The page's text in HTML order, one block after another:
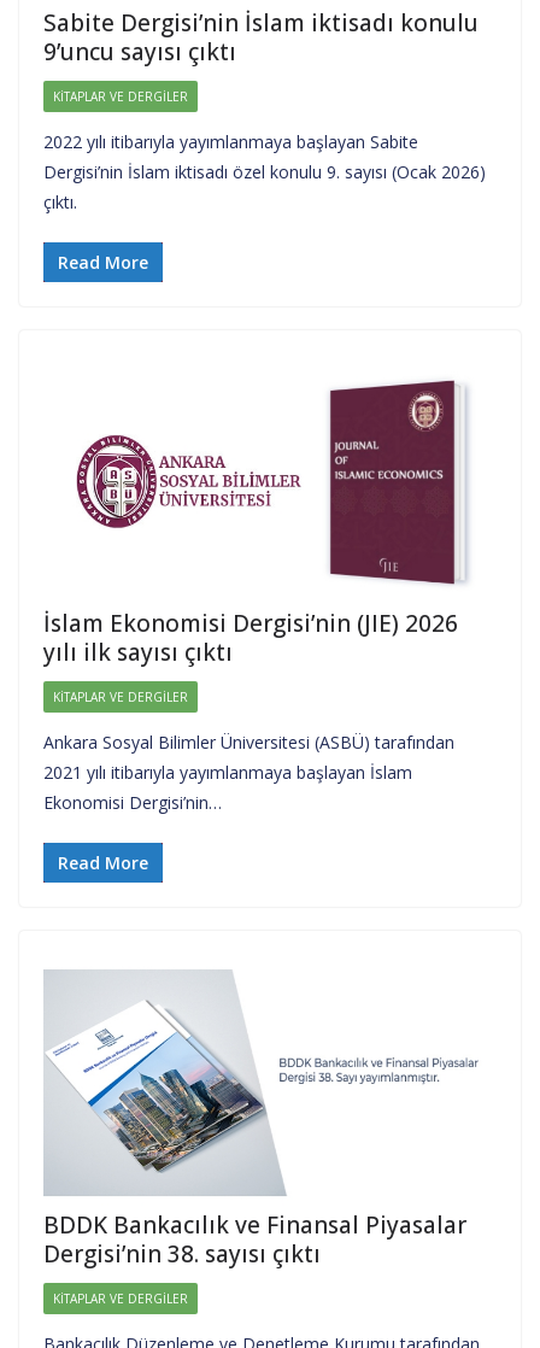
Sabite Dergisi’nin İslam iktisadı konulu
9’uncu sayısı çıktı
KITAPLAR VE DERGILER
2022 yılı itibarıyla yayımlanmaya başlayan Sabite
Dergisi’nin İslam iktisadı özel konulu 9. sayısı (Ocak 2026)
çıktı.
Read More
İslam Ekonomisi Dergisi’nin (JIE) 2026
yılı ilk sayısı çıktı
KITAPLAR VE DERGILER
Ankara Sosyal Bilimler Üniversitesi (ASBÜ) tarafından
2021 yılı itibarıyla yayımlanmaya başlayan İslam
Ekonomisi Dergisi’nin…
Read More
BDDK Bankacılık ve Finansal Piyasalar
Dergisi’nin 38. sayısı çıktı
KITAPLAR VE DERGILER
Bankacılık Düzenleme ve Denetleme Kurumu tarafından